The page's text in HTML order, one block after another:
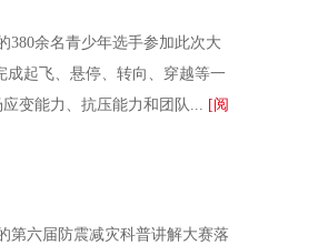
余名青少年选手参加此次大
起飞、悬停、转向、穿越等一
变能力、抗压能力和团队... [阅
六届防震减灾科普讲解大赛落